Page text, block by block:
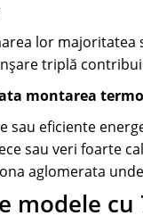
lor majoritatea
triplă
montarea
sau eficiente
sau veri foarte
aglomerata
modele cu